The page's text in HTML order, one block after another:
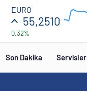
EURO
55,2510
0.32%
12:00
Son Dakika Servisler